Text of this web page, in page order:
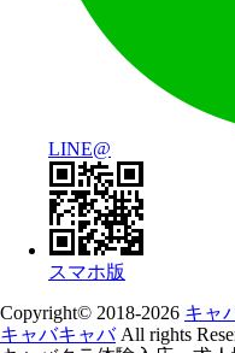
LINE@
スマホ版
Copyright© 2018-2026 キャ
キャバキャバAll rights